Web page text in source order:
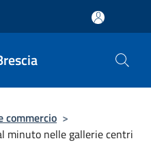
commercio >
minuto nelle gallerie centri